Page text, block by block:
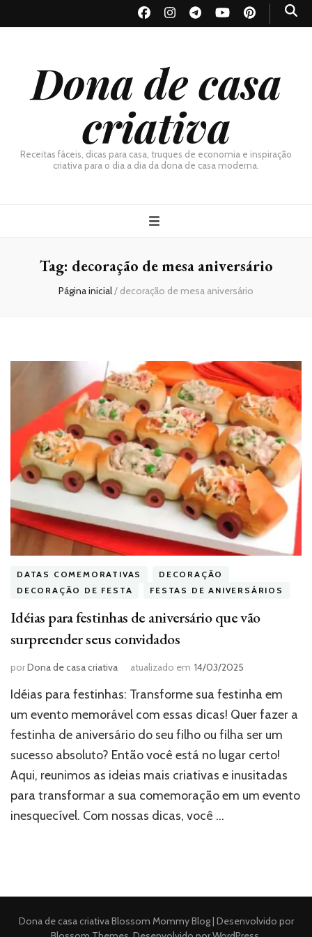
Dona de casa
criativa
Receitas fáceis, dicas para casa, truques de economia e inspiração
criativa para o dia a dia da dona de casa moderna.
Tag: decoração de mesa aniversário
Página inicial/ decoração de mesa aniversário
DATAS COMEMORATIVAS
DECORAÇÃO
DECORAÇÃO DE FESTA
FESTAS DE ANIVERSÁRIOS
Idéias para festinhas de aniversário que vão
surpreender seus convidados
porDona de casa criativa atualizado em 14/03/2025
Idéias para festinhas: Transforme sua festinha em
um evento memorável com essas dicas! Quer fazer a
festinha de aniversário do seu filho ou filha ser um
sucesso absoluto? Então você está no lugar certo!
Aqui, reunimos as ideias mais criativas e inusitadas
para transformar a sua comemoração em um evento
inesquecível. Com nossas dicas, você …
Dona de casa criativaBlossom Mommy Blog | Desenvolvido por